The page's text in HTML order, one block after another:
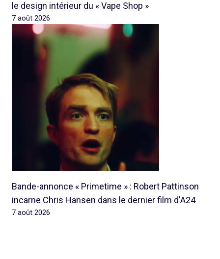
le design intérieur du « Vape Shop »
7 août 2026
Bande-annonce « Primetime » : Robert Pattinson
incarne Chris Hansen dans le dernier film d'A24
7 août 2026